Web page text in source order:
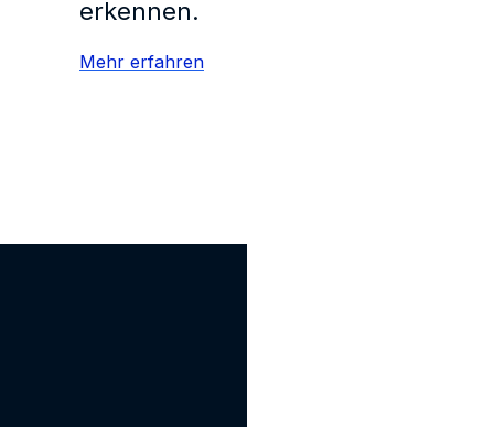
erkennen.
Mehr erfahren